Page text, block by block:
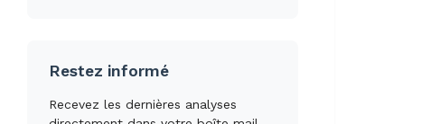
Restez informé
Recevez les dernières analyses